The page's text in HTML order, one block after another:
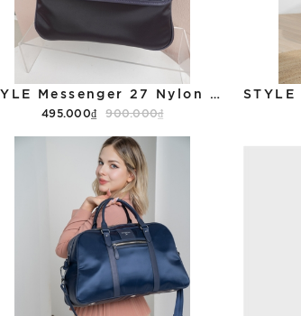
STYLE Messenger 27 Nylon TQ+L1VN
495.000₫ 900.000₫
Tùy chọn